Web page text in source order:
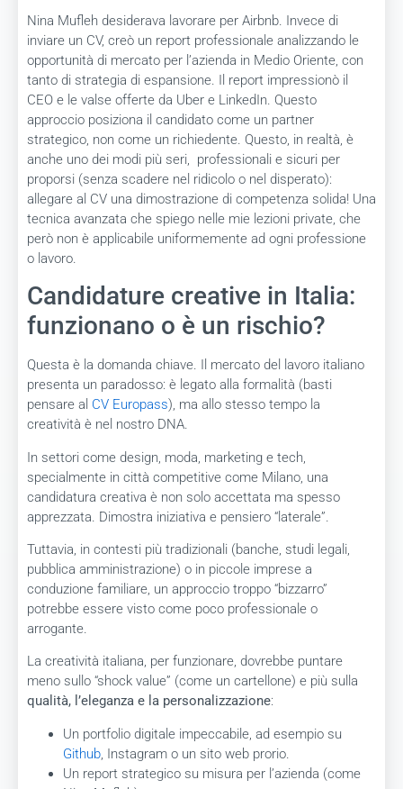
Nina Mufleh desiderava lavorare per Airbnb. Invece di
inviare un CV, creò un report professionale analizzando le
opportunità di mercato per l’azienda in Medio Oriente, con
tanto di strategia di espansione. Il report impressionò il
CEO e le valse offerte da Uber e LinkedIn. Questo
approccio posiziona il candidato come un partner
strategico, non come un richiedente. Questo, in realtà, è
anche uno dei modi più seri, professionali e sicuri per
proporsi (senza scadere nel ridicolo o nel disperato):
allegare al CV una dimostrazione di competenza solida! Una
tecnica avanzata che spiego nelle mie lezioni private, che
però non è applicabile uniformemente ad ogni professione
o lavoro.
Candidature creative in Italia:
funzionano o è un rischio?
Questa è la domanda chiave. Il mercato del lavoro italiano
presenta un paradosso: è legato alla formalità (basti
pensare al CV Europass), ma allo stesso tempo la
creatività è nel nostro DNA.
In settori come design, moda, marketing e tech,
specialmente in città competitive come Milano, una
candidatura creativa è non solo accettata ma spesso
apprezzata. Dimostra iniziativa e pensiero “laterale”.
Tuttavia, in contesti più tradizionali (banche, studi legali,
pubblica amministrazione) o in piccole imprese a
conduzione familiare, un approccio troppo “bizzarro”
potrebbe essere visto come poco professionale o
arrogante.
La creatività italiana, per funzionare, dovrebbe puntare
meno sullo “shock value” (come un cartellone) e più sulla
qualità, l’eleganza e la personalizzazione:
Un portfolio digitale impeccabile, ad esempio su
Github, Instagram o un sito web prorio.
Un report strategico su misura per l’azienda (come